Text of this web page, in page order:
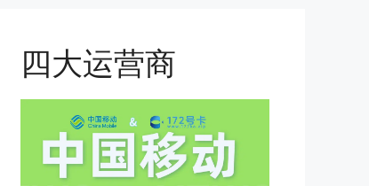
四大运营商